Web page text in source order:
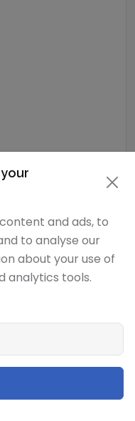
में बदलें
and ads, to
to analyse our
about your use of
analytics tools.